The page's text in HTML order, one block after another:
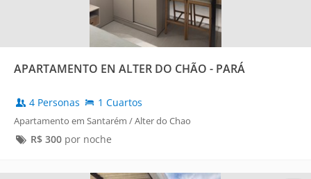
APARTAMENTO EN ALTER DO CHÃO - PARÁ
4 Personas 1 Cuartos
Apartamento em Santarém / Alter do Chao
R$ 300por noche